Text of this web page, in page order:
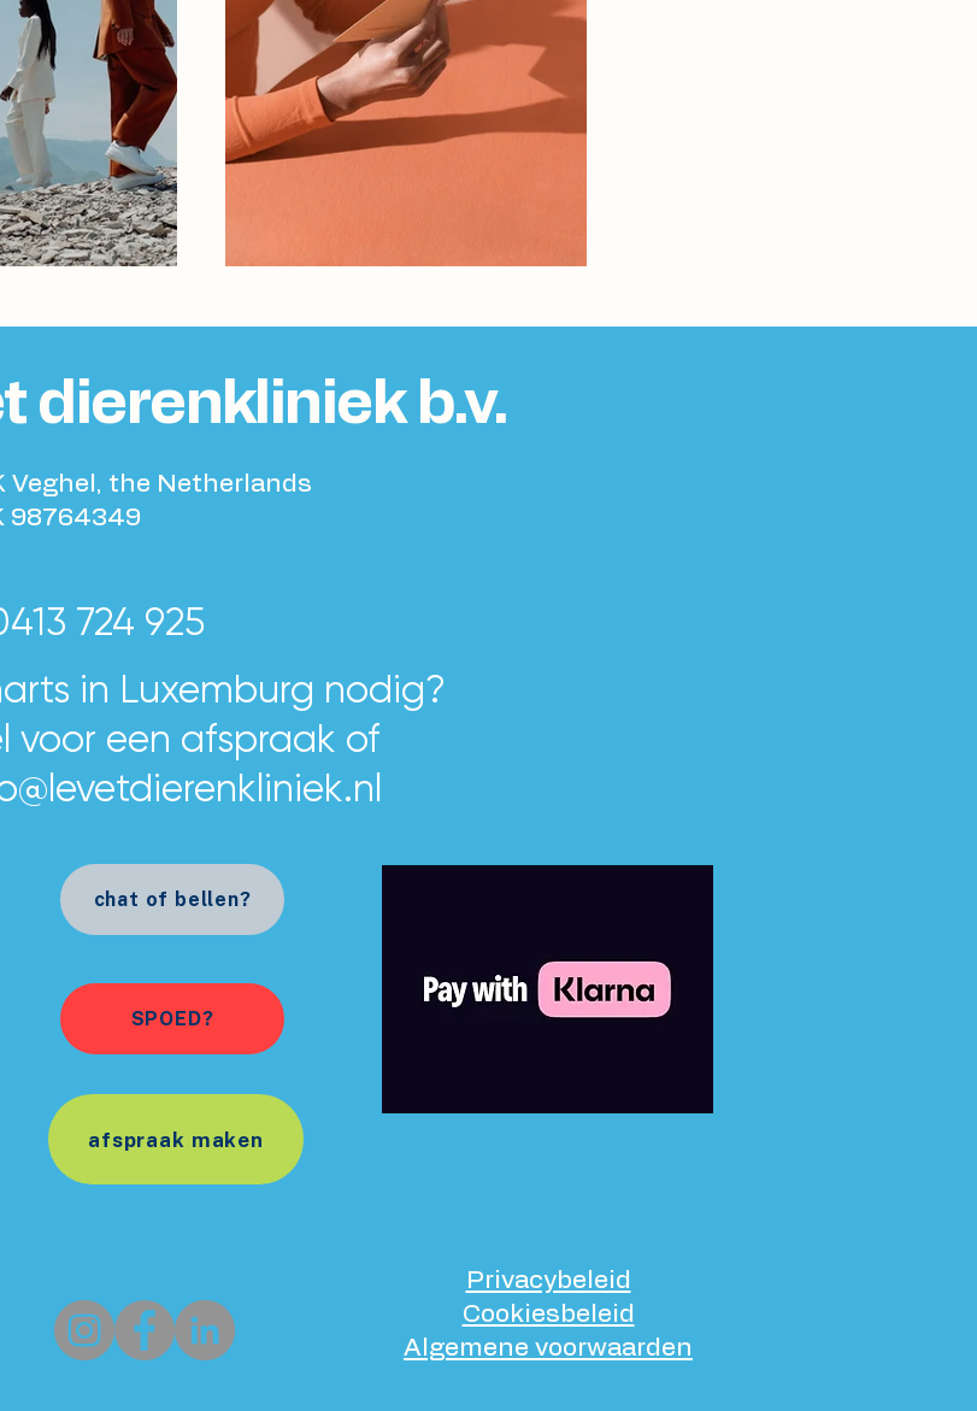
dierenkliniek b.v.
Veghel, the Netherlands
98764349
724 925
in Luxemburg nodig?
voor een afspraak of
chat of bellen?
SPOED?
afspraak maken
Privacybeleid
Cookiesbeleid
Algemene voorwaarden